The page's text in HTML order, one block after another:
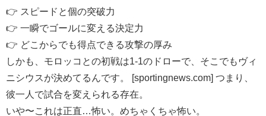
👉 スピードと個の突破力
👉 一瞬でゴールに変える決定力
👉 どこからでも得点できる攻撃の厚み
しかも、モロッコとの初戦は1-1のドローで、そこでもヴィ
ニシウスが決めてるんです。 [sportingnews.com] つまり、
彼一人で試合を変えられる存在。
いや〜これは正直…怖い。めちゃくちゃ怖い。